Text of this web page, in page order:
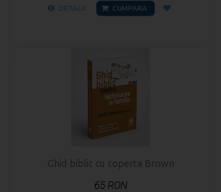
DETALII CUMPARA
Ghid biblic cu coperta Brown
65 RON